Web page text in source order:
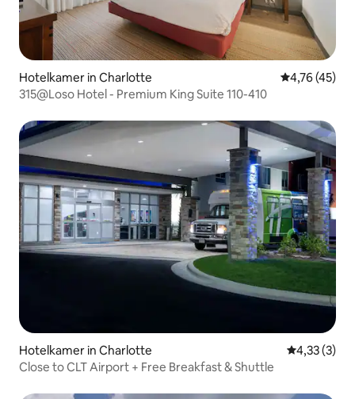
Hotelkamer in Charlotte Gemiddelde
4,76 (45)
315@Loso Hotel - Premium King Suite 110-410
Hotelkamer in Charlotte
4,33 (3)
Close to CLT Airport + Free Breakfast & Shuttle